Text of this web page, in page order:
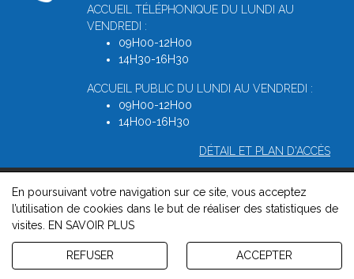
ACCUEIL TÉLÉPHONIQUE DU LUNDI AU
VENDREDI :
09H00-12H00
14H30-16H30
ACCUEIL PUBLIC DU LUNDI AU VENDREDI :
09H00-12H00
14H00-16H30
DÉTAIL ET PLAN D'ACCÈS
© 2026, Greffe du Tribunal de Commerce de Macon -Mentions
légales-Contact -Gestion des cookies -Politique de
confidentialité et de cookies
Version : 1.8.1
En poursuivant votre navigation sur ce site, vous acceptez
l’utilisation de cookies dans le but de réaliser des statistiques de
visites.
EN SAVOIR PLUS
REFUSER ACCEPTER